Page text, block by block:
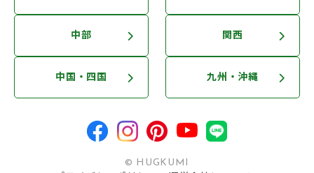
中部 関西
中国・四国 九州・沖縄
© HUGKUMI